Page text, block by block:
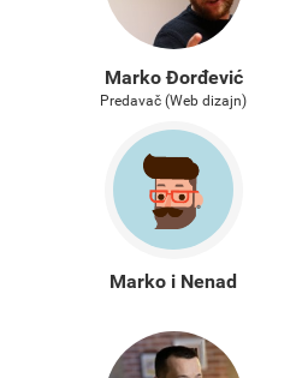
Marko Đorđević
Predavač (Web dizajn)
Marko i Nenad